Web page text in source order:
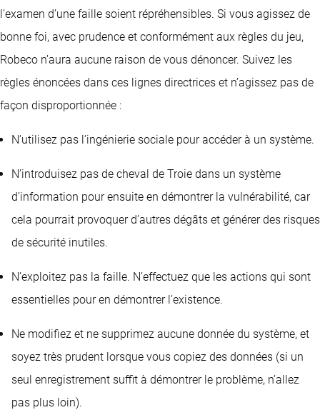
l’examen d’une faille soient répréhensibles. Si vous agissez de
bonne foi, avec prudence et conformément aux règles du jeu,
Robeco n’aura aucune raison de vous dénoncer. Suivez les
règles énoncées dans ces lignes directrices et n’agissez pas de
façon disproportionnée :
N’utilisez pas l’ingénierie sociale pour accéder à un système.
N’introduisez pas de cheval de Troie dans un système
d’information pour ensuite en démontrer la vulnérabilité, car
cela pourrait provoquer d’autres dégâts et générer des risques
de sécurité inutiles.
N’exploitez pas la faille. N’effectuez que les actions qui sont
essentielles pour en démontrer l’existence.
Ne modifiez et ne supprimez aucune donnée du système, et
soyez très prudent lorsque vous copiez des données (si un
seul enregistrement suffit à démontrer le problème, n’allez
pas plus loin).